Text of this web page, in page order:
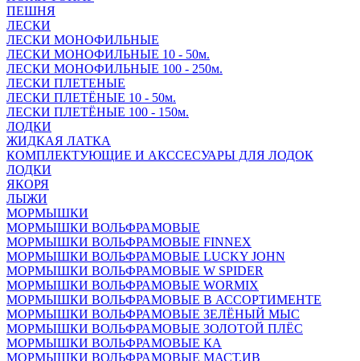
ПЕШНЯ
ЛЕСКИ
ЛЕСКИ МОНОФИЛЬНЫЕ
ЛЕСКИ МОНОФИЛЬНЫЕ 10 - 50м.
ЛЕСКИ МОНОФИЛЬНЫЕ 100 - 250м.
ЛЕСКИ ПЛЕТЕНЫЕ
ЛЕСКИ ПЛЕТЁНЫЕ 10 - 50м.
ЛЕСКИ ПЛЕТЁНЫЕ 100 - 150м.
ЛОДКИ
ЖИДКАЯ ЛАТКА
КОМПЛЕКТУЮЩИЕ И АКССЕСУАРЫ ДЛЯ ЛОДОК
ЛОДКИ
ЯКОРЯ
ЛЫЖИ
МОРМЫШКИ
МОРМЫШКИ ВОЛЬФРАМОВЫЕ
МОРМЫШКИ ВОЛЬФРАМОВЫЕ FINNEX
МОРМЫШКИ ВОЛЬФРАМОВЫЕ LUCKY JOHN
МОРМЫШКИ ВОЛЬФРАМОВЫЕ W SPIDER
МОРМЫШКИ ВОЛЬФРАМОВЫЕ WORMIX
МОРМЫШКИ ВОЛЬФРАМОВЫЕ В АССОРТИМЕНТЕ
МОРМЫШКИ ВОЛЬФРАМОВЫЕ ЗЕЛЁНЫЙ МЫС
МОРМЫШКИ ВОЛЬФРАМОВЫЕ ЗОЛОТОЙ ПЛЁС
МОРМЫШКИ ВОЛЬФРАМОВЫЕ КА
МОРМЫШКИ ВОЛЬФРАМОВЫЕ МАСТ.ИВ